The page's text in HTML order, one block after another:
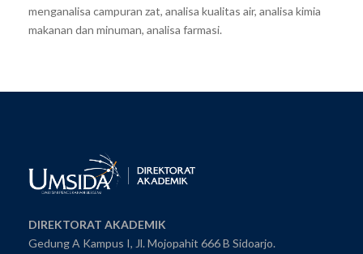
menganalisa campuran zat, analisa kualitas air, analisa kimia
makanan dan minuman, analisa farmasi.
DIREKTORAT AKADEMIK
Gedung A Kampus I, Jl. Mojopahit 666 B Sidoarjo.